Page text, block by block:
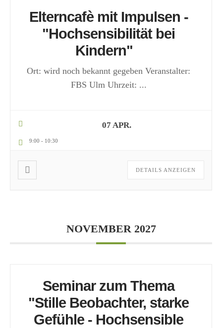
Elterncafè mit Impulsen -
"Hochsensibilität bei
Kindern"
Ort: wird noch bekannt gegeben Veranstalter:
FBS Ulm Uhrzeit: ...
07 APR.
9:00 - 10:30
DETAILS ANZEIGEN
NOVEMBER 2027
Seminar zum Thema
"Stille Beobachter, starke
Gefühle - Hochsensible